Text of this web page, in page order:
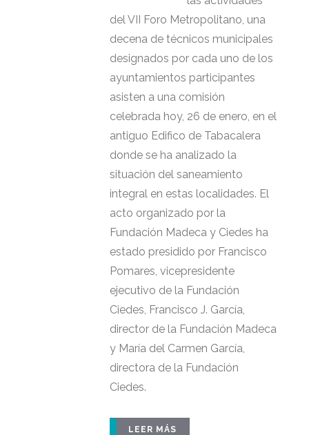
del VII Foro Metropolitano, una
decena de técnicos municipales
designados por cada uno de los
ayuntamientos participantes
asisten a una comisión
celebrada hoy, 26 de enero, en el
antiguo Edifico de Tabacalera
donde se ha analizado la
situación del saneamiento
integral en estas localidades. El
acto organizado por la
Fundación Madeca y Ciedes ha
estado presidido por Francisco
Pomares, vicepresidente
ejecutivo de la Fundación
Ciedes, Francisco J. García,
director de la Fundación Madeca
y María del Carmen García,
directora de la Fundación
Ciedes.
LEER MÁS